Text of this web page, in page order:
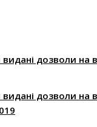
видані дозволи
видані дозволи